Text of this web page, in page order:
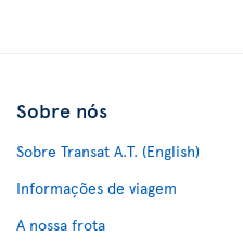
Sobre nós
Sobre Transat A.T. (English)
Informações de viagem
A nossa frota